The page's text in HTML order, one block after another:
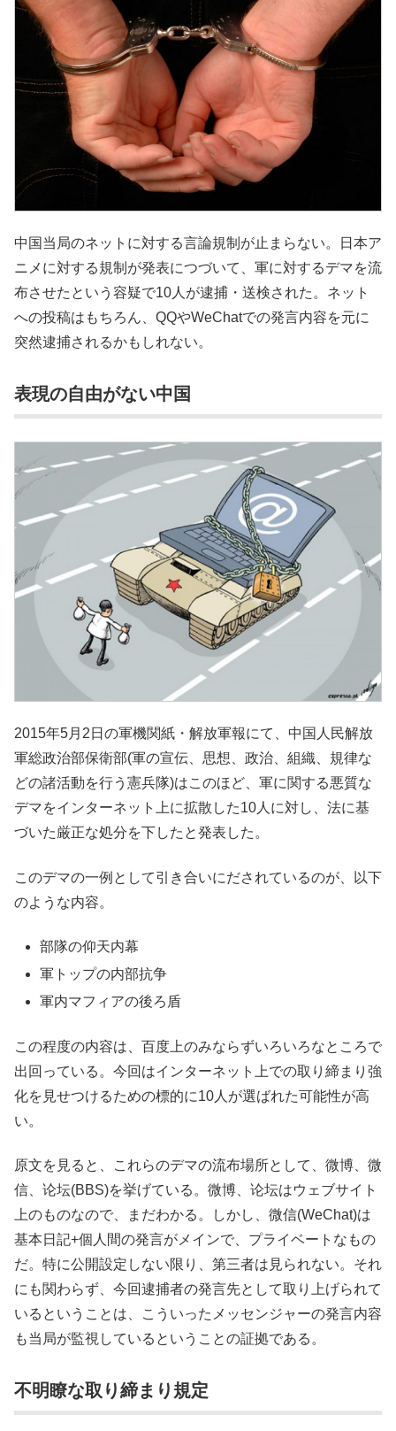
中国当局のネットに対する言論規制が止まらない。日本ア
ニメに対する規制が発表につづいて、軍に対するデマを流
布させたという容疑で10人が逮捕・送検された。ネット
への投稿はもちろん、QQやWeChatでの発言内容を元に
突然逮捕されるかもしれない。
表現の自由がない中国
2015年5月2日の軍機関紙・解放軍報にて、中国人民解放
軍総政治部保衛部(軍の宣伝、思想、政治、組織、規律な
どの諸活動を行う憲兵隊)はこのほど、軍に関する悪質な
デマをインターネット上に拡散した10人に対し、法に基
づいた厳正な処分を下したと発表した。
このデマの一例として引き合いにだされているのが、以下
のような内容。
部隊の仰天内幕
軍トップの内部抗争
軍内マフィアの後ろ盾
この程度の内容は、百度上のみならずいろいろなところで
出回っている。今回はインターネット上での取り締まり強
化を見せつけるための標的に10人が選ばれた可能性が高
い。
原文を見ると、これらのデマの流布場所として、微博、微
信、论坛(BBS)を挙げている。微博、论坛はウェブサイト
上のものなので、まだわかる。しかし、微信(WeChat)は
基本日記+個人間の発言がメインで、プライベートなもの
だ。特に公開設定しない限り、第三者は見られない。それ
にも関わらず、今回逮捕者の発言先として取り上げられて
いるということは、こういったメッセンジャーの発言内容
も当局が監視しているということの証拠である。
不明瞭な取り締まり規定